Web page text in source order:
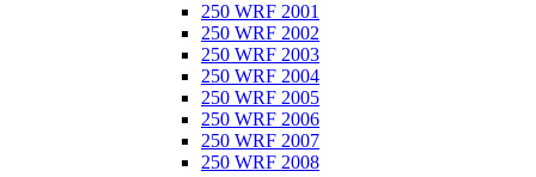
250 WRF 2001
250 WRF 2002
250 WRF 2003
250 WRF 2004
250 WRF 2005
250 WRF 2006
250 WRF 2007
250 WRF 2008